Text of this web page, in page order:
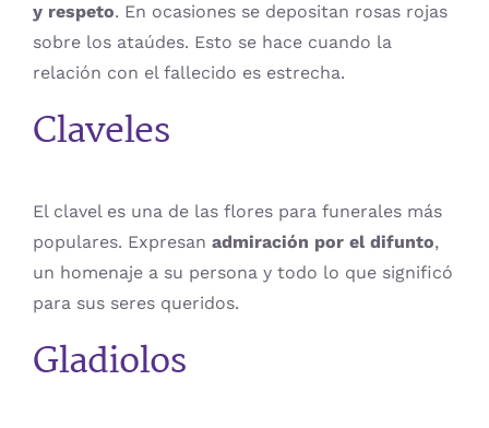
y respeto. En ocasiones se depositan rosas rojas
sobre los ataúdes. Esto se hace cuando la
relación con el fallecido es estrecha.
Claveles
El clavel es una de las flores para funerales más
populares. Expresan admiración por el difunto,
un homenaje a su persona y todo lo que significó
para sus seres queridos.
Gladiolos